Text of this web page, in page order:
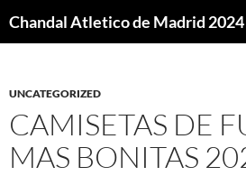
UNCATEGORIZED
CAMISETAS DE
MAS BONITAS